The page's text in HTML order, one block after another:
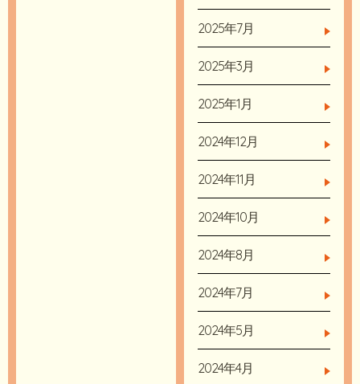
2025年7月
2025年3月
2025年1月
2024年12月
2024年11月
2024年10月
2024年8月
2024年7月
2024年5月
2024年4月